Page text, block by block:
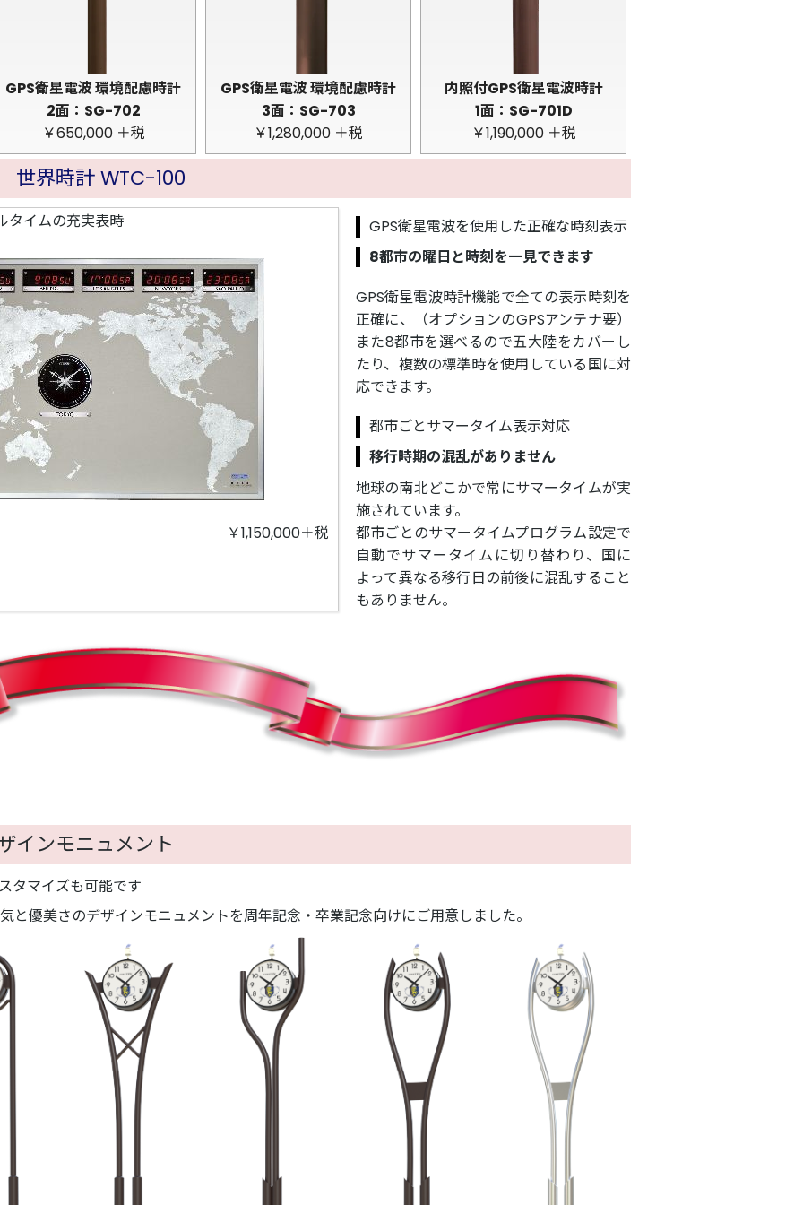
GPS衛星電波 環境配慮時計
2面：SG-702
￥650,000 ＋税
GPS衛星電波 環境配慮時計
3面：SG-703
￥1,280,000 ＋税
内照付GPS衛星電波時計
1面：SG-701D
￥1,190,000 ＋税
世界時計 WTC-100
タイムの充実表時
￥1,150,000＋税
GPS衛星電波を使用した正確な時刻表示
8都市の曜日と時刻を一見できます
GPS衛星電波時計機能で全ての表示時刻を
正確に、（オプションのGPSアンテナ要）
また8都市を選べるので五大陸をカバーし
たり、複数の標準時を使用している国に対
応できます。
都市ごとサマータイム表示対応
移行時期の混乱がありません
地球の南北どこかで常にサマータイムが実
施されています。
都市ごとのサマータイムプログラム設定で
自動でサマータイムに切り替わり、国に
よって異なる移行日の前後に混乱すること
もありません。
インモニュメント
タマイズも可能です
と優美さのデザインモニュメントを周年記念・卒業記念向けにご用意しました。